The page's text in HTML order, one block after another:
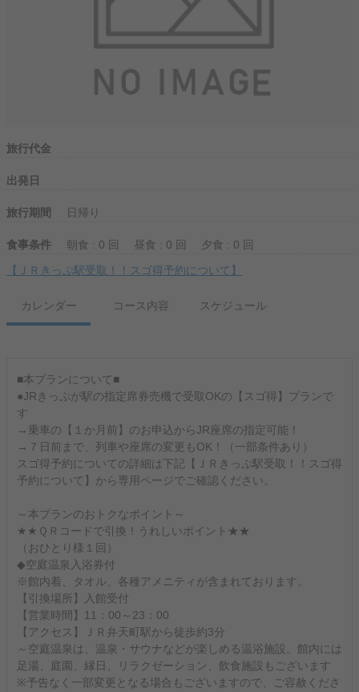
旅行代金
出発日
旅行期間 日帰り
食事条件 朝食 : 0 回 昼食 : 0 回
夕食 : 0 回
【ＪＲきっぷ駅受取！！スゴ得予約について】
カレンダー コース内容 スケジュール
■本プランについて■
●JRきっぷが駅の指定席券売機で受取OKの【スゴ得】プランで
す
→乗車の【１か月前】のお申込からJR座席の指定可能！
→７日前まで、列車や座席の変更もOK！（一部条件あり）
スゴ得予約についての詳細は下記【ＪＲきっぷ駅受取！！スゴ得
予約について】から専用ページでご確認ください。
～本プランのおトクなポイント～
★★ＱＲコードで引換！うれしいポイント★★
（おひとり様１回）
◆空庭温泉入浴券付
※館内着、タオル、各種アメニティが含まれております。
【引換場所】入館受付
【営業時間】11：00～23：00
【アクセス】ＪＲ弁天町駅から徒歩約3分
～空庭温泉は、温泉・サウナなどが楽しめる温浴施設。館内には
足湯、庭園、縁日、リラクゼーション、飲食施設もございます
※予告なく一部変更となる場合もございますので、ご容赦くださ